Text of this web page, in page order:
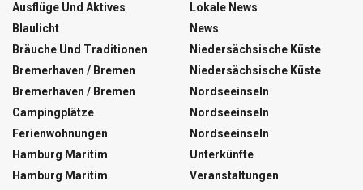
Ausflüge Und Aktives
Blaulicht
Bräuche Und Traditionen
Bremerhaven / Bremen
Bremerhaven / Bremen
Campingplätze
Ferienwohnungen
Hamburg Maritim
Hamburg Maritim
Lokale News
News
Niedersächsische Küste
Niedersächsische Küste
Nordseeinseln
Nordseeinseln
Nordseeinseln
Unterkünfte
Veranstaltungen